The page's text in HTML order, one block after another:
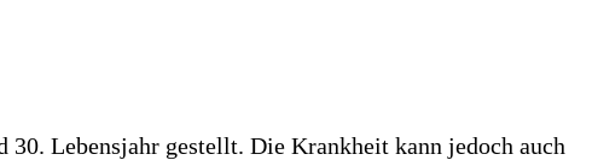
Lebensjahr gestellt. Die Krankheit kann jedoch auch